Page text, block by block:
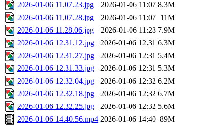
2026-01-06 11.07.23.jpg
2026-01-06 11:07 8.3M
2026-01-06 11.07.28.jpg
2026-01-06 11:07 11M
2026-01-06 11.28.06.jpg
2026-01-06 11:28 7.9M
2026-01-06 12.31.12.jpg
2026-01-06 12:31 6.3M
2026-01-06 12.31.27.jpg
2026-01-06 12:31 5.4M
2026-01-06 12.31.33.jpg
2026-01-06 12:31 5.3M
2026-01-06 12.32.04.jpg
2026-01-06 12:32 6.2M
2026-01-06 12.32.18.jpg
2026-01-06 12:32 6.7M
2026-01-06 12.32.25.jpg
2026-01-06 12:32 5.6M
2026-01-06 14.40.56.mp4 2026-01-06 14:40 89M